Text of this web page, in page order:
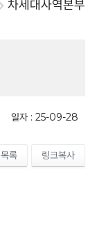
차세대사역본부
일자 : 25-09-28
목록 링크복사